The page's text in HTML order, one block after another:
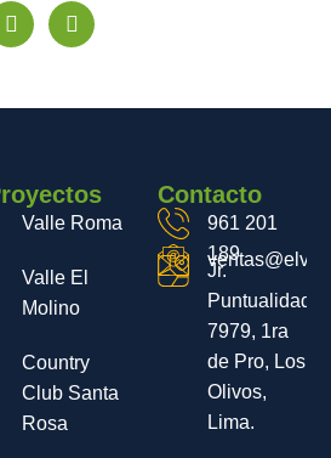
Valle Roma
Valle El
Molino
Country
Club Santa
Rosa
Contacto
961 201
189
Jr.
Puntualidad
7979, 1ra
de Pro, Los
Olivos,
Lima.